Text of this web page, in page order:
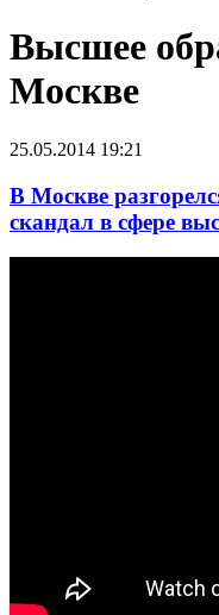
Высшее
Москве
25.05.2014 19:21
В Москве
скандал в сфере